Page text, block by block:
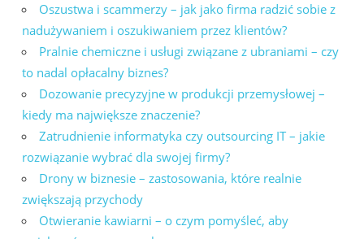
Oszustwa i scammerzy – jak jako firma radzić sobie z
nadużywaniem i oszukiwaniem przez klientów?
Pralnie chemiczne i usługi związane z ubraniami – czy
to nadal opłacalny biznes?
Dozowanie precyzyjne w produkcji przemysłowej –
kiedy ma największe znaczenie?
Zatrudnienie informatyka czy outsourcing IT – jakie
rozwiązanie wybrać dla swojej firmy?
Drony w biznesie – zastosowania, które realnie
zwiększają przychody
Otwieranie kawiarni – o czym pomyśleć, aby